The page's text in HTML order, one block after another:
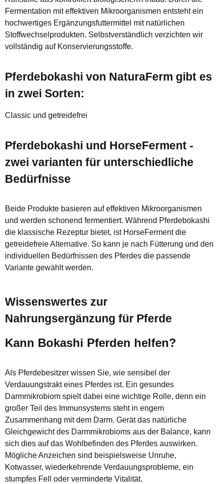
Fermentation mit effektiven Mikroorganismen entsteht ein
hochwertiges Ergänzungsfuttermittel mit natürlichen
Stoffwechselprodukten. Selbstverständlich verzichten wir
vollständig auf Konservierungsstoffe.
Pferdebokashi von NaturaFerm gibt es
in zwei Sorten:
Classic und getreidefrei
Pferdebokashi und HorseFerment -
zwei varianten für unterschiedliche
Bedürfnisse
Beide Produkte basieren auf effektiven Mikroorganismen
und werden schonend fermentiert. Während Pferdebokashi
die klassische Rezeptur bietet, ist HorseFerment die
getreidefreie Alternative. So kann je nach Fütterung und den
individuellen Bedürfnissen des Pferdes die passende
Variante gewählt werden.
Wissenswertes zur
Nahrungsergänzung für Pferde
Kann Bokashi Pferden helfen?
Als Pferdebesitzer wissen Sie, wie sensibel der
Verdauungstrakt eines Pferdes ist. Ein gesundes
Darmmikrobiom spielt dabei eine wichtige Rolle, denn ein
großer Teil des Immunsystems steht in engem
Zusammenhang mit dem Darm. Gerät das natürliche
Gleichgewicht des Darmmikrobioms aus der Balance, kann
sich dies auf das Wohlbefinden des Pferdes auswirken.
Mögliche Anzeichen sind beispielsweise Unruhe,
Kotwasser, wiederkehrende Verdauungsprobleme, ein
stumpfes Fell oder verminderte Vitalität.